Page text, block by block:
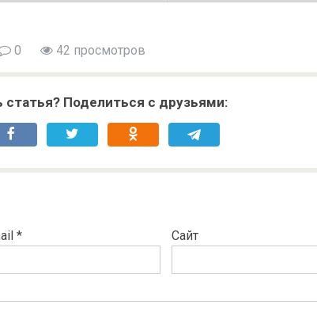
0
42 просмотров
статья? Поделиться с друзьями:
* Сайт